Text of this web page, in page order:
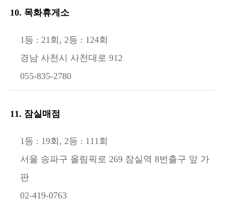
10. 목화휴게소
1등 : 21회, 2등 : 124회
경남 사천시 사천대로 912
055-835-2780
11. 잠실매점
1등 : 19회, 2등 : 111회
서울 송파구 올림픽로 269 잠실역 8번출구 앞 가
판
02-419-0763